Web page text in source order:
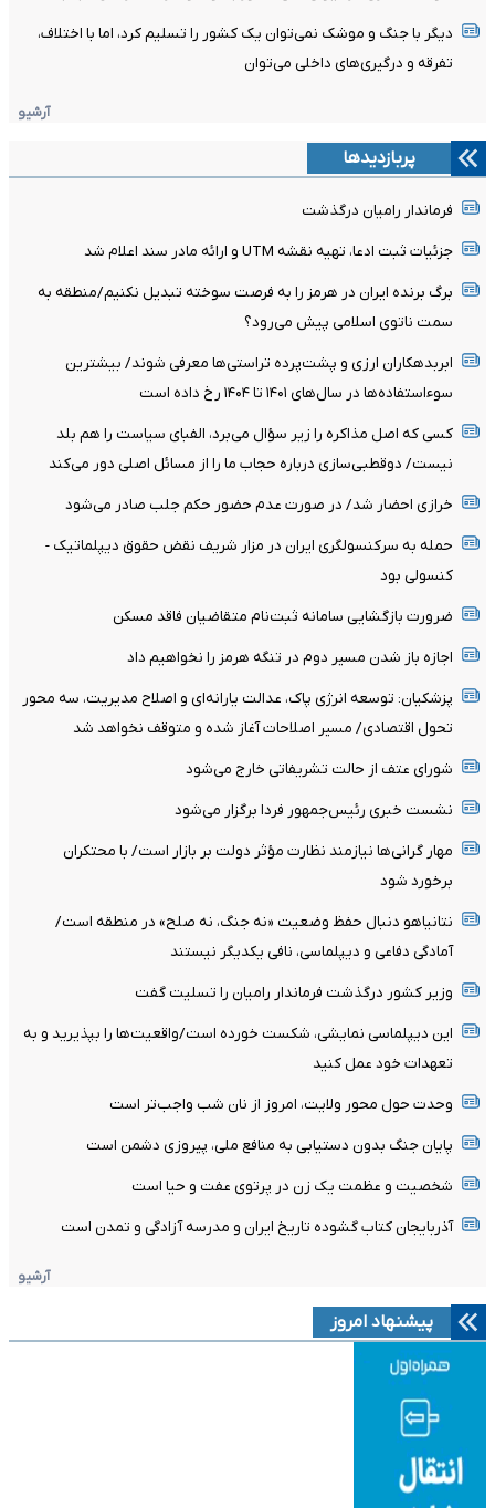
دیگر با جنگ و موشک نمی‌توان یک کشور را تسلیم کرد، اما با اختلاف،
تفرقه و درگیری‌های داخلی می‌توان
آرشیو
پربازدیدها
فرماندار رامیان درگذشت
جزئیات ثبت ادعا، تهیه نقشه UTM و ارائه مادر سند اعلام شد
برگ برنده ایران در هرمز را به فرصت سوخته تبدیل نکنیم/منطقه به
سمت ناتوی اسلامی پیش می‌رود؟
ابربدهکاران ارزی و پشت‌پرده تراستی‌ها معرفی شوند/ بیشترین
سوءاستفاده‌ها در سال‌های ۱۴۰۱ تا ۱۴۰۴ رخ داده است
کسی که اصل مذاکره را زیر سؤال می‌برد، الفبای سیاست را هم بلد
نیست/ دوقطبی‌سازی درباره حجاب ما را از مسائل اصلی دور می‌کند
خرازی احضار شد/ در صورت عدم حضور حکم جلب صادر می‌شود
حمله به سرکنسولگری ایران در مزار شریف نقض حقوق دیپلماتیک -
کنسولی بود
ضرورت بازگشایی سامانه ثبت‌نام متقاضیان فاقد مسکن
اجازه باز شدن مسیر دوم در تنگه هرمز را نخواهیم داد
پزشکیان: توسعه انرژی پاک، عدالت یارانه‌ای و اصلاح مدیریت، سه محور
تحول اقتصادی/ مسیر اصلاحات آغاز شده و متوقف نخواهد شد
شورای عتف از حالت تشریفاتی خارج می‌شود
نشست خبری رئیس‌جمهور فردا برگزار می‌شود
مهار گرانی‌ها نیازمند نظارت مؤثر دولت بر بازار است/ با محتکران
برخورد شود
نتانیاهو دنبال حفظ وضعیت «نه جنگ، نه صلح» در منطقه است/
آمادگی دفاعی و دیپلماسی، نافی یکدیگر نیستند
وزیر کشور درگذشت فرماندار رامیان را تسلیت گفت
این دیپلماسی نمایشی، شکست خورده است/واقعیت‌ها را بپذیرید و به
تعهدات خود عمل کنید
وحدت حول محور ولایت، امروز از نان شب واجب‌تر است
پایان جنگ بدون دستیابی به منافع ملی، پیروزی دشمن است
شخصیت و عظمت یک زن در پرتوی عفت و حیا است
آذربایجان کتاب گشوده تاریخ ایران و مدرسه آزادگی و تمدن است
آرشیو
پیشنهاد امروز